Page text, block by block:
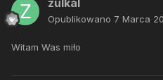
zulkal
Opublikowano 7 Marca
Witam Was miło